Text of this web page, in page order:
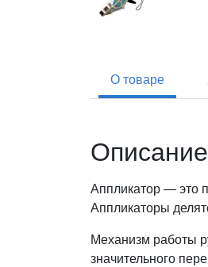
О товаре
Описание
Аппликатор — это
Аппликаторы
Механизм работы
значительного